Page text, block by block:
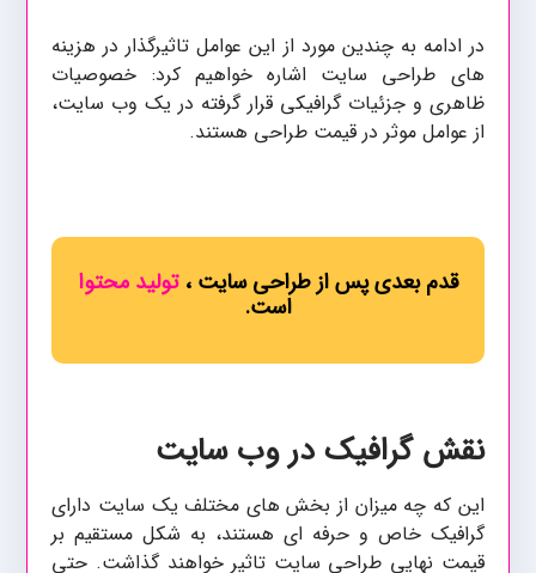
در ادامه به چندین مورد از این عوامل تاثیرگذار در هزینه
های طراحی سایت اشاره خواهیم کرد: خصوصیات
ظاهری و جزئیات گرافیکی قرار گرفته در یک وب سایت،
از عوامل موثر در قیمت طراحی هستند.
قدم بعدی پس از طراحی سایت ،تولید محتوا
است.
نقش گرافیک در وب سایت
این که چه میزان از بخش های مختلف یک سایت دارای
گرافیک خاص و حرفه ای هستند، به شکل مستقیم بر
قیمت نهایی طراحی سایت تاثیر خواهند گذاشت. حتی